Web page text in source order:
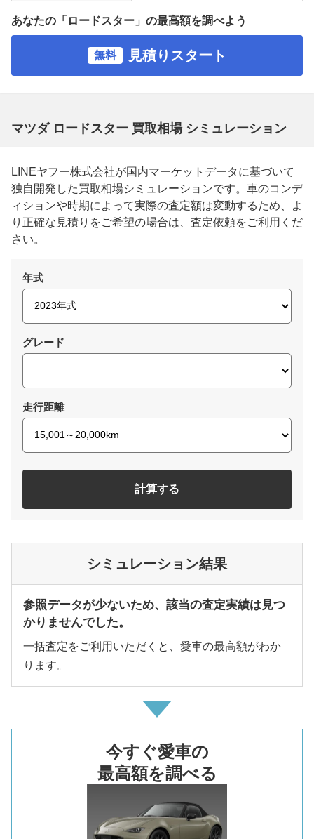
あなたの「ロードスター」の最高額を調べよう
無料 見積りスタート
マツダ ロードスター 買取相場 シミュレーション
LINEヤフー株式会社が国内マーケットデータに基づいて
独自開発した買取相場シミュレーションです。車のコンデ
ィションや時期によって実際の査定額は変動するため、よ
り正確な見積りをご希望の場合は、査定依頼をご利用くだ
さい。
年式
グレード
走行距離
計算する
シミュレーション結果
参照データが少ないため、該当の査定実績は見つ
かりませんでした。
一括査定をご利用いただくと、愛車の最高額がわか
ります。
今すぐ愛車の
最高額を調べる